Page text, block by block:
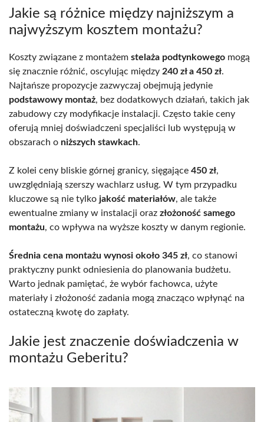
Jakie są różnice między najniższym a
najwyższym kosztem montażu?
Koszty związane z montażem stelaża podtynkowego mogą
się znacznie różnić, oscylując między 240 zł a 450 zł.
Najtańsze propozycje zazwyczaj obejmują jedynie
podstawowy montaż, bez dodatkowych działań, takich jak
zabudowy czy modyfikacje instalacji. Często takie ceny
oferują mniej doświadczeni specjaliści lub występują w
obszarach o niższych stawkach.
Z kolei ceny bliskie górnej granicy, sięgające 450 zł,
uwzględniają szerszy wachlarz usług. W tym przypadku
kluczowe są nie tylko jakość materiałów, ale także
ewentualne zmiany w instalacji oraz złożoność samego
montażu, co wpływa na wyższe koszty w danym regionie.
Średnia cena montażu wynosi około 345 zł, co stanowi
praktyczny punkt odniesienia do planowania budżetu.
Warto jednak pamiętać, że wybór fachowca, użyte
materiały i złożoność zadania mogą znacząco wpłynąć na
ostateczną kwotę do zapłaty.
Jakie jest znaczenie doświadczenia w
montażu Geberitu?